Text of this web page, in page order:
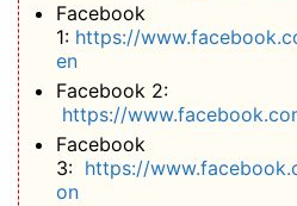
Facebook
1: https://
en
Facebook 2:
https://
Facebook
3: https://
on